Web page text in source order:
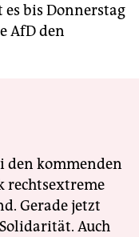
bis Donnerstag
AfD den
den kommenden
rechtsextreme
Gerade jetzt
Auch